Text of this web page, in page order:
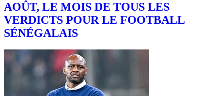
AOÛT, LE MOIS DE TOUS LES
VERDICTS POUR LE FOOTBALL
SÉNÉGALAIS